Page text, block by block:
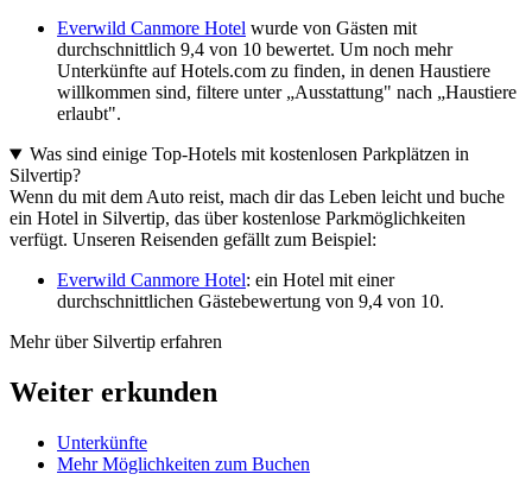
Everwild Canmore Hotel wurde von Gästen mit
durchschnittlich 9,4 von 10 bewertet. Um noch mehr
Unterkünfte auf Hotels.com zu finden, in denen Haustiere
willkommen sind, filtere unter „Ausstattung" nach „Haustiere
erlaubt".
Was sind einige Top-Hotels mit kostenlosen Parkplätzen in
Silvertip?
Wenn du mit dem Auto reist, mach dir das Leben leicht und buche
ein Hotel in Silvertip, das über kostenlose Parkmöglichkeiten
verfügt. Unseren Reisenden gefällt zum Beispiel:
Everwild Canmore Hotel: ein Hotel mit einer
durchschnittlichen Gästebewertung von 9,4 von 10.
Mehr über Silvertip erfahren
Weiter erkunden
Unterkünfte
Mehr Möglichkeiten zum Buchen